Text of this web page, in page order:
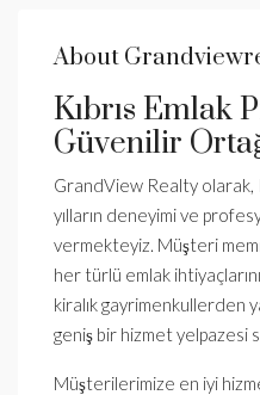
About
Kıbrıs Emlak
Güvenilir
GrandView Realty olarak,
yılların deneyimi ve
vermekteyiz. Müşteri
her türlü emlak
kiralık gayrimenkullerden
geniş bir hizmet yelpazesi
Müşterilerimize en iyi